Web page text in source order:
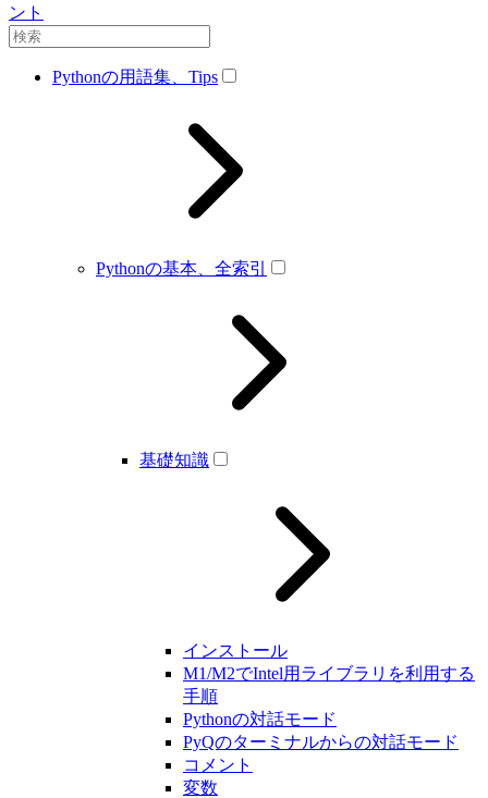
ント
Pythonの用語集、Tips
Pythonの基本、全索引
基礎知識
インストール
M1/M2でIntel用ライブラリを利用する
手順
Pythonの対話モード
PyQのターミナルからの対話モード
コメント
変数